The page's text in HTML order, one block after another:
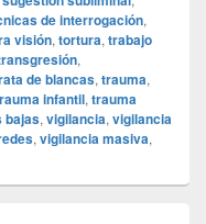
de interrogación,
visión, tortura, trabajo
,
de blancas, trauma,
infantil, trauma
bajas, vigilancia, vigilancia
, vigilancia masiva,